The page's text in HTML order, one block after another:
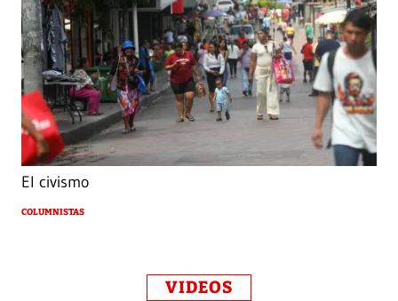
El civismo
COLUMNISTAS
VIDEOS